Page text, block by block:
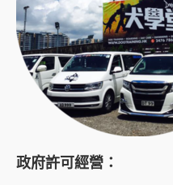
政府許可經營：